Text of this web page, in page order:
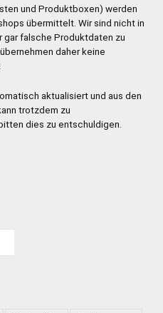
und Produktboxen) werden
übermittelt. Wir sind nicht in
gar falsche Produktdaten zu
daher keine
aktualisiert und aus den
trotzdem zu
dies zu entschuldigen.